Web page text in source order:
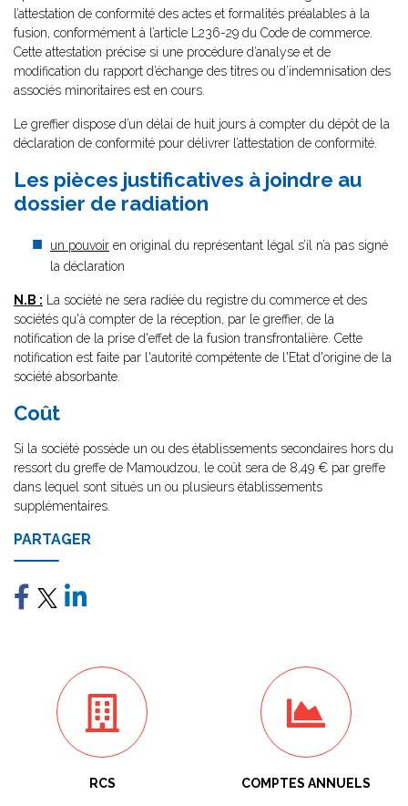
l’attestation de conformité des actes et formalités préalables à la
fusion, conformément à l’article L236-29 du Code de commerce.
Cette attestation précise si une procédure d’analyse et de
modification du rapport d’échange des titres ou d’indemnisation des
associés minoritaires est en cours.
Le greffier dispose d’un délai de huit jours à compter du dépôt de la
déclaration de conformité pour délivrer l’attestation de conformité.
Les pièces justificatives à joindre au
dossier de radiation
un pouvoir en original du représentant légal s’il n’a pas signé
la déclaration
N.B : La société ne sera radiée du registre du commerce et des
sociétés qu'à compter de la réception, par le greffier, de la
notification de la prise d'effet de la fusion transfrontalière. Cette
notification est faite par l'autorité compétente de l'Etat d'origine de la
société absorbante.
Coût
Si la société possède un ou des établissements secondaires hors du
ressort du greffe de Mamoudzou, le coût sera de 8,49 € par greffe
dans lequel sont situés un ou plusieurs établissements
supplémentaires.
PARTAGER
RCS COMPTES ANNUELS